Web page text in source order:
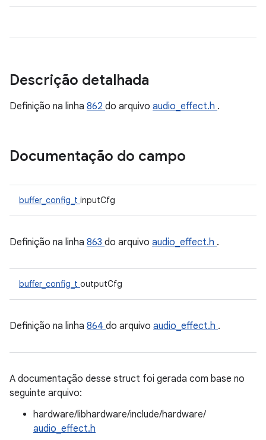
Descrição detalhada
Definição na linha 862 do arquivo audio_effect.h .
Documentação do campo
buffer_config_t inputCfg
Definição na linha 863 do arquivo audio_effect.h .
buffer_config_t outputCfg
Definição na linha 864 do arquivo audio_effect.h .
A documentação desse struct foi gerada com base no
seguinte arquivo:
hardware/libhardware/include/hardware/
audio_effect.h